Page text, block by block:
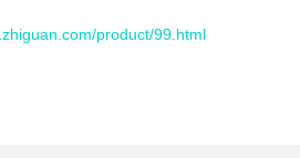
product/99.html